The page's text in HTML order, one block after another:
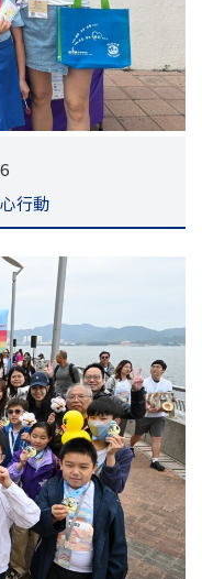
行動